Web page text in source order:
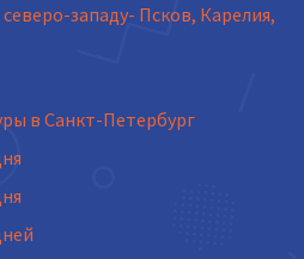
западу- Псков, Карелия,
в Санкт-Петербург